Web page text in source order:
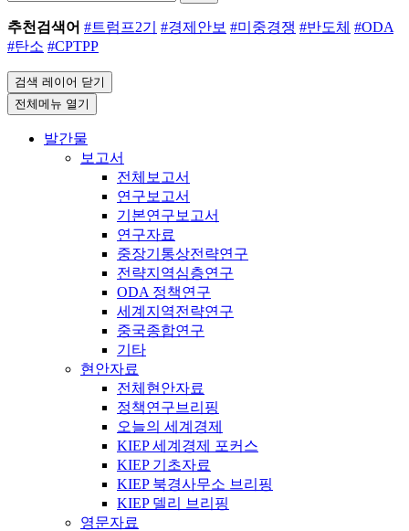
추천검색어 #트럼프2기 #경제안보 #미중경쟁 #반도체 #ODA
#탄소 #CPTPP
검색 레이어 닫기
전체메뉴 열기
발간물
보고서
전체보고서
연구보고서
기본연구보고서
연구자료
중장기통상전략연구
전략지역심층연구
ODA 정책연구
세계지역전략연구
중국종합연구
기타
현안자료
전체현안자료
정책연구브리핑
오늘의 세계경제
KIEP 세계경제 포커스
KIEP 기초자료
KIEP 북경사무소 브리핑
KIEP 델리 브리핑
영문자료